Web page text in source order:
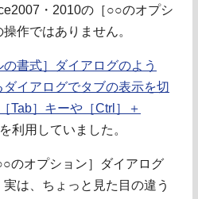
・2010の［○○のオプシ
作ではありません。
の書式］ダイアログのよう
イアログでタブの表示を切
Tab］キーや［Ctrl］＋
を利用していました。
のオプション］ダイアログ
は、ちょっと見た目の違う